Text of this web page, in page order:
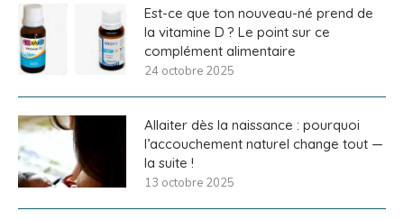
Est-ce que ton nouveau-né prend de
la vitamine D ? Le point sur ce
complément alimentaire
24 octobre 2025
Allaiter dès la naissance : pourquoi
l’accouchement naturel change tout —
la suite !
13 octobre 2025